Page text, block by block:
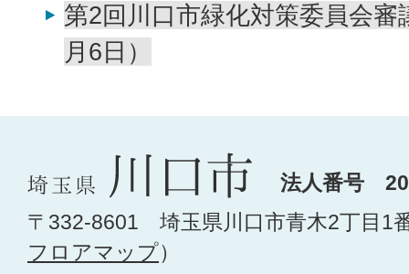
第2回川口市緑化対策委員会審
月6日）
法人番号
〒332-8601 埼玉県川口市青木2丁目1
フロアマップ）